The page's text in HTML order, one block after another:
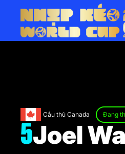
Cầu thủ Canada Đang
5Joel